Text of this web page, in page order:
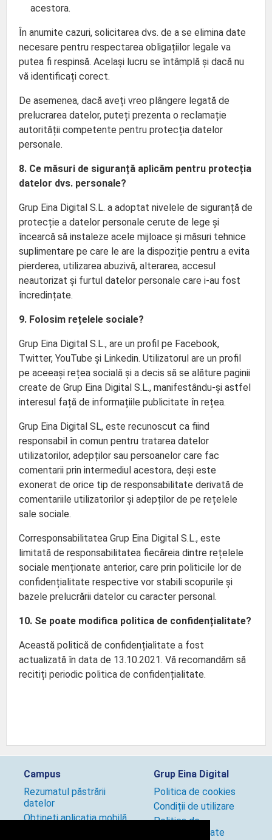
acestora.
În anumite cazuri, solicitarea dvs. de a se elimina date
necesare pentru respectarea obligațiilor legale va
putea fi respinsă. Același lucru se întâmplă și dacă nu
vă identificați corect.
De asemenea, dacă aveți vreo plângere legată de
prelucrarea datelor, puteți prezenta o reclamație
autorității competente pentru protecția datelor
personale.
8. Ce măsuri de siguranță aplicăm pentru protecția
datelor dvs. personale?
Grup Eina Digital S.L. a adoptat nivelele de siguranță de
protecție a datelor personale cerute de lege și
încearcă să instaleze acele mijloace și măsuri tehnice
suplimentare pe care le are la dispoziție pentru a evita
pierderea, utilizarea abuzivă, alterarea, accesul
neautorizat și furtul datelor personale care i-au fost
încredințate.
9. Folosim rețelele sociale?
Grup Eina Digital S.L., are un profil pe Facebook,
Twitter, YouTube și Linkedin. Utilizatorul are un profil
pe aceeași rețea socială și a decis să se alăture paginii
create de Grup Eina Digital S.L., manifestându-și astfel
interesul față de informațiile publicitate în rețea.
Grup Eina Digital SL, este recunoscut ca fiind
responsabil în comun pentru tratarea datelor
utilizatorilor, adepților sau persoanelor care fac
comentarii prin intermediul acestora, deși este
exonerat de orice tip de responsabilitate derivată de
comentariile utilizatorilor și adepților de pe rețelele
sale sociale.
Corresponsabilitatea Grup Eina Digital S.L., este
limitată de responsabilitatea fiecăreia dintre rețelele
sociale menționate anterior, care prin politicile lor de
confidențialitate respective vor stabili scopurile și
bazele prelucrării datelor cu caracter personal.
10. Se poate modifica politica de confidențialitate?
Această politică de confidențialitate a fost
actualizată în data de 13.10.2021. Vă recomandăm să
recitiți periodic politica de confidențialitate.
Campus
Rezumatul păstrării
datelor
Obțineți aplicația mobilă
Grup Eina Digital
Politica de cookies
Condiții de utilizare
Politica de
confidențialitate